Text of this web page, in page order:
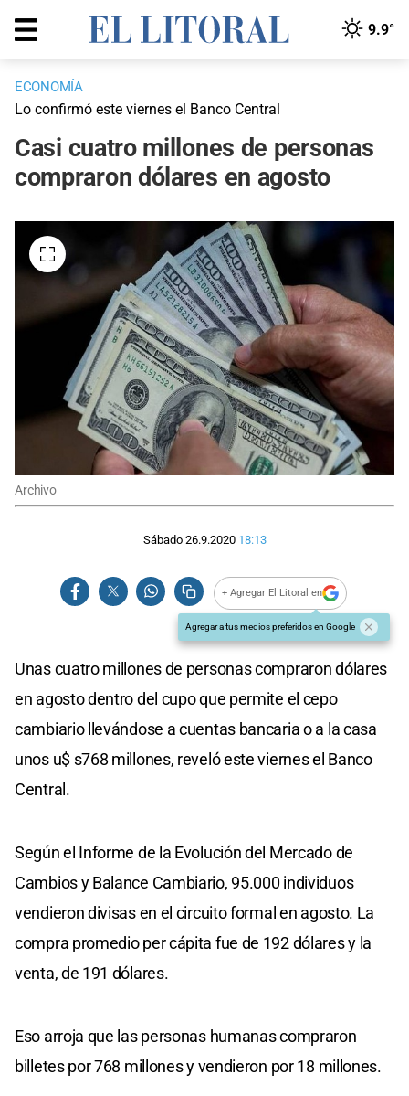
9.9°
ECONOMÍA
Lo confirmó este viernes el Banco Central
Casi cuatro millones de personas
compraron dólares en agosto
Archivo
Sábado 26.9.2020 18:13
+ Agregar El Litoral en
Agregar a tus medios preferidos en Google
Unas cuatro millones de personas compraron dólares
en agosto dentro del cupo que permite el cepo
cambiario llevándose a cuentas bancaria o a la casa
unos u$ s768 millones, reveló este viernes el Banco
Central.
Según el Informe de la Evolución del Mercado de
Cambios y Balance Cambiario, 95.000 individuos
vendieron divisas en el circuito formal en agosto. La
compra promedio per cápita fue de 192 dólares y la
venta, de 191 dólares.
Eso arroja que las personas humanas compraron
billetes por 768 millones y vendieron por 18 millones.